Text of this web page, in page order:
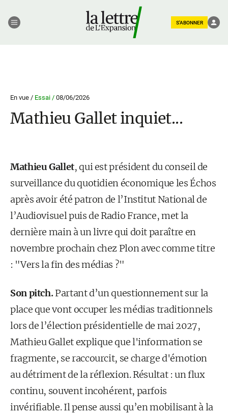
S'ABONNER
En vue / Essai / 08/06/2026
Mathieu Gallet inquiet...
Mathieu Gallet, qui est président du conseil de
surveillance du quotidien économique les Échos
après avoir été patron de l’Institut National de
l’Audiovisuel puis de Radio France, met la
dernière main à un livre qui doit paraître en
novembre prochain chez Plon avec comme titre
: "Vers la fin des médias ?"
Son pitch.Partant d’un questionnement sur la
place que vont occuper les médias traditionnels
lors de l’élection présidentielle de mai 2027,
Mathieu Gallet explique que l'information se
fragmente, se raccourcit, se charge d'émotion
au détriment de la réflexion. Résultat : un flux
continu, souvent incohérent, parfois
invérifiable. Il pense aussi qu’en mobilisant à la